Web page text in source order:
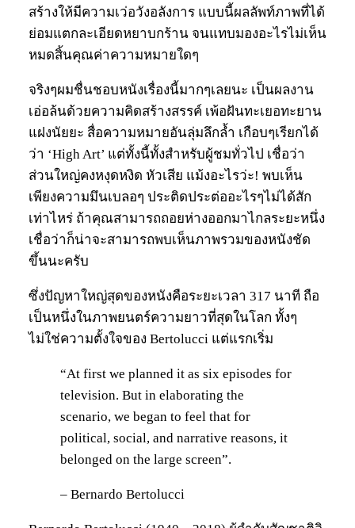
สร้างให้มีความเว่อวังอลังการ แบบนี้ผลลัพท์ภาพที่ได้
ย่อมแตกละเอียดหยาบกร้าน จนแทบมองอะไรไม่เห็น
หมดสิ้นคุณค่าความหมายใดๆ
จริงๆผมชื่นชอบหนังเรื่องนี้มากๆเลยนะ เป็นผลงาน
เอ่อล้นด้วยความคิดสร้างสรรค์ เพ้อฝันทะเยอทะยาน
แฝงนัยยะ สื่อความหมายอันลุ่มลึกล้ำ เกือบๆเรียกได้
ว่า ‘High Art’ แต่ทั้งนี้ทั้งสำหรับผู้ชมทั่วไป เชื่อว่า
ส่วนใหญ่คงหงุดหงิด หัวเสีย แม้งอะไรว่ะ! พบเห็น
เพียงความมึนเบลอๆ ประติดประต่ออะไรๆไม่ได้สัก
เท่าไหร่ ถ้าคุณสามารถถอยห่างออกมาไกลระยะหนึ่ง
เชื่อว่าก็น่าจะสามารถพบเห็นภาพรวมของหนังชัด
ขึ้นนะครับ
ซึ่งปัญหาใหญ่สุดของหนังคือระยะเวลา 317 นาที ถือ
เป็นหนึ่งในภาพยนตร์ความยาวที่สุดในโลก ทั้งๆ
ไม่ใช่ความตั้งใจของ Bertolucci แต่แรกเริ่ม
“At first we planned it as six episodes for
television. But in elaborating the
scenario, we began to feel that for
political, social, and narrative reasons, it
belonged on the large screen”.
– Bernardo Bertolucci